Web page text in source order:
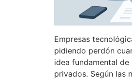
Empresas
pidiendo perdón
idea fundamental
privados. Según las